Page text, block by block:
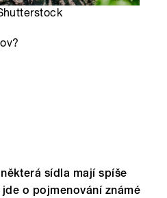
sídla mají spíše
o pojmenování známé